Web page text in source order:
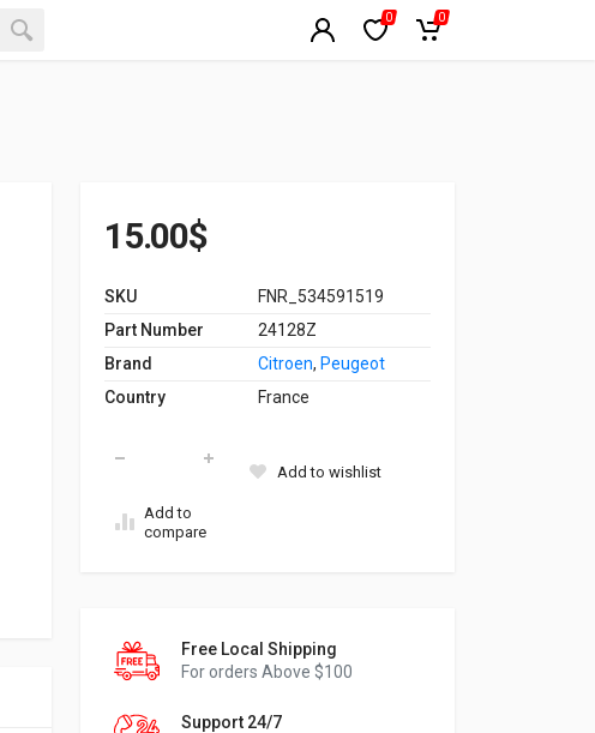
0 0
15.00$
SKU
FNR_534591519
Part Number
24128Z
Brand
Citroen, Peugeot
Country
France
Brake Pad Set Klaxcar 24733z quantity
Add to wishlist
Add to
compare
Free Local Shipping
For orders Above $100
Support 24/7